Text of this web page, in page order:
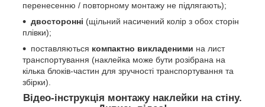
перенесенню / повторному монтажу не підлягають);
двосторонні (щільний насичений колір з обох сторін
плівки);
поставляються компактно викладеними на лист
транспортування (наклейка може бути розібрана на
кілька блоків-частин для зручності транспортування та
збірки).
Відео-інструкція монтажу наклейки на стіну.